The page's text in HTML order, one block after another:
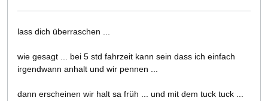
lass dich überraschen ...
wie gesagt ... bei 5 std fahrzeit kann sein dass ich einfach
irgendwann anhalt und wir pennen ...
dann erscheinen wir halt sa früh ... und mit dem tuck tuck ...